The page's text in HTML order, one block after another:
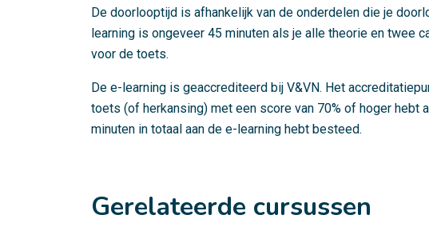
De doorlooptijd is afhankelijk van de onderdelen die je
learning is ongeveer 45 minuten als je alle theorie en twee
voor de toets.
De e-learning is geaccrediteerd bij V&VN. Het
toets (of herkansing) met een score van 70% of hoger hebt
minuten in totaal aan de e-learning hebt besteed.
Gerelateerde cursussen